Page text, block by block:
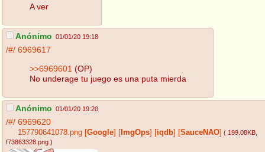
A ver
Anónimo 01/01/20 19:18
/#/ 6969617
>>6969601 (OP)
No underage tu juego es una puta mierda
Anónimo 01/01/20 19:20
/#/ 6969620
157790641078.png Google ImgOps iqdb SauceNAO ( 199.08KB
f73863328.png )